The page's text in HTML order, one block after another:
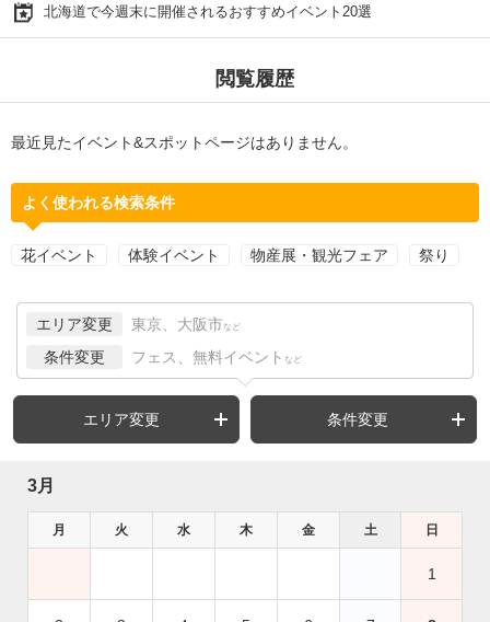
北海道で今週末に開催されるおすすめイベント20選
閲覧履歴
最近見たイベント&スポットページはありません。
よく使われる検索条件
花イベント 体験イベント 物産展・観光フェア 祭り
エリア変更 東京、大阪市 など
条件変更 フェス、無料イベント など
エリア変更 条件変更
3月
月 火 水 木 金 土 日
1